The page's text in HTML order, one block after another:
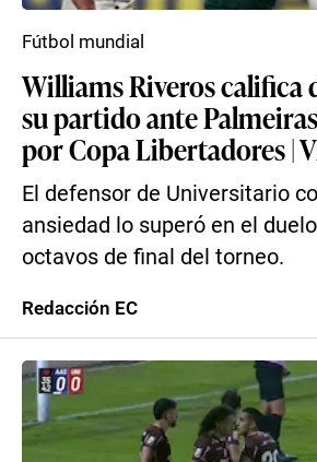
Williams Riveros califica
su partido ante
por Copa Libertadores |
El defensor de Universitario
ansiedad lo superó en el
octavos de final del torneo.
Fútbol mundial
Redacción EC